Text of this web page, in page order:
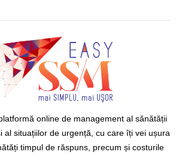
online de management al sănătății
al situațiilor de urgență, cu care îți vei ușura
timpul de răspuns, precum și costurile